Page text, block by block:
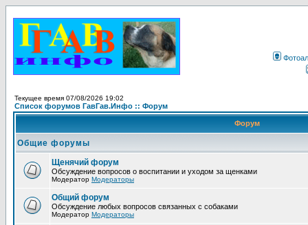
Текущее время 07/08/2026 19:02
Список форумов ГавГав.Инфо :: Форум
Форум
Общие форумы
Щенячий форум
Обсуждение вопросов о воспитании и уходом за щенками
Модератор Модераторы
Общий форум
Обсуждение любых вопросов связанных с собаками
Модератор Модераторы